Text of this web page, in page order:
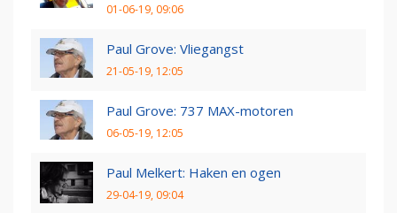
01-06-19, 09:06
Paul Grove: Vliegangst
21-05-19, 12:05
Paul Grove: 737 MAX-motoren
06-05-19, 12:05
Paul Melkert: Haken en ogen
29-04-19, 09:04